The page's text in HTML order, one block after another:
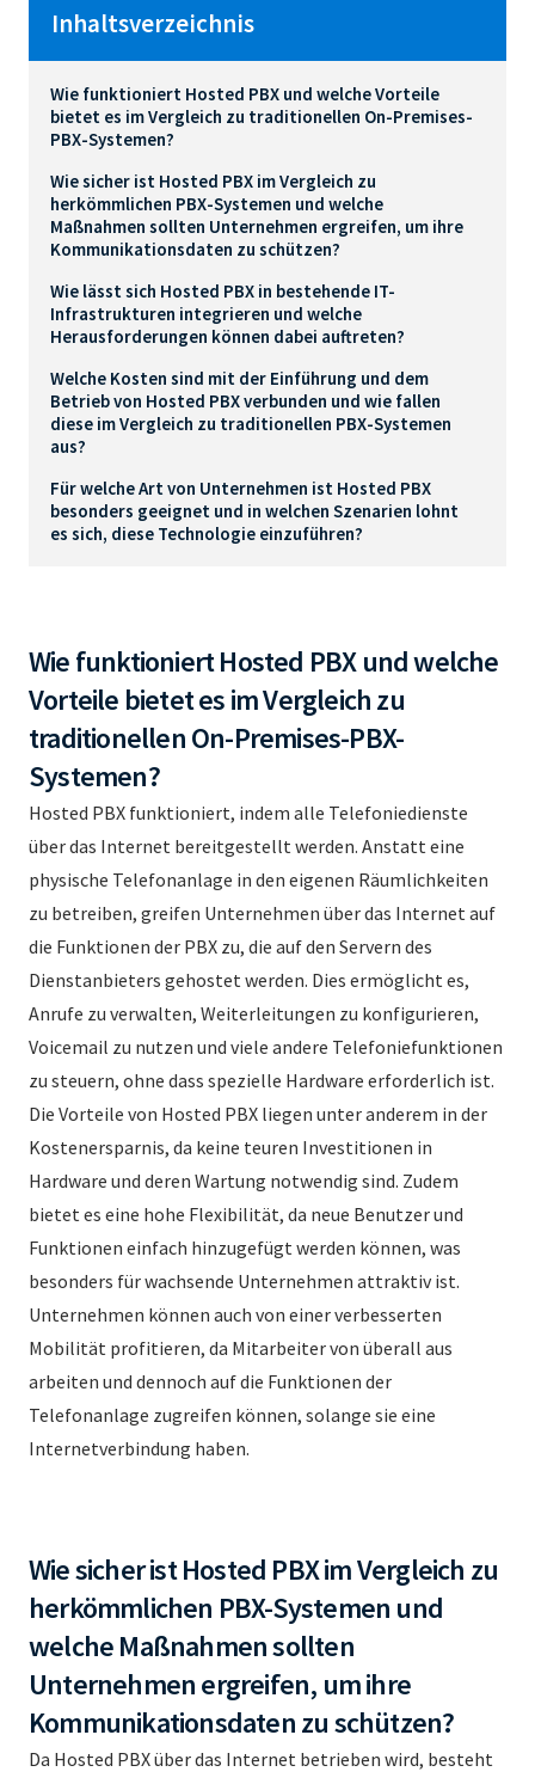
Inhaltsverzeichnis
Wie funktioniert Hosted PBX und welche Vorteile
bietet es im Vergleich zu traditionellen On-Premises-
PBX-Systemen?
Wie sicher ist Hosted PBX im Vergleich zu
herkömmlichen PBX-Systemen und welche
Maßnahmen sollten Unternehmen ergreifen, um ihre
Kommunikationsdaten zu schützen?
Wie lässt sich Hosted PBX in bestehende IT-
Infrastrukturen integrieren und welche
Herausforderungen können dabei auftreten?
Welche Kosten sind mit der Einführung und dem
Betrieb von Hosted PBX verbunden und wie fallen
diese im Vergleich zu traditionellen PBX-Systemen
aus?
Für welche Art von Unternehmen ist Hosted PBX
besonders geeignet und in welchen Szenarien lohnt
es sich, diese Technologie einzuführen?
Wie funktioniert Hosted PBX und welche
Vorteile bietet es im Vergleich zu
traditionellen On-Premises-PBX-
Systemen?
Hosted PBX funktioniert, indem alle Telefoniedienste
über das Internet bereitgestellt werden. Anstatt eine
physische Telefonanlage in den eigenen Räumlichkeiten
zu betreiben, greifen Unternehmen über das Internet auf
die Funktionen der PBX zu, die auf den Servern des
Dienstanbieters gehostet werden. Dies ermöglicht es,
Anrufe zu verwalten, Weiterleitungen zu konfigurieren,
Voicemail zu nutzen und viele andere Telefoniefunktionen
zu steuern, ohne dass spezielle Hardware erforderlich ist.
Die Vorteile von Hosted PBX liegen unter anderem in der
Kostenersparnis, da keine teuren Investitionen in
Hardware und deren Wartung notwendig sind. Zudem
bietet es eine hohe Flexibilität, da neue Benutzer und
Funktionen einfach hinzugefügt werden können, was
besonders für wachsende Unternehmen attraktiv ist.
Unternehmen können auch von einer verbesserten
Mobilität profitieren, da Mitarbeiter von überall aus
arbeiten und dennoch auf die Funktionen der
Telefonanlage zugreifen können, solange sie eine
Internetverbindung haben.
Wie sicher ist Hosted PBX im Vergleich zu
herkömmlichen PBX-Systemen und
welche Maßnahmen sollten
Unternehmen ergreifen, um ihre
Kommunikationsdaten zu schützen?
Da Hosted PBX über das Internet betrieben wird, besteht